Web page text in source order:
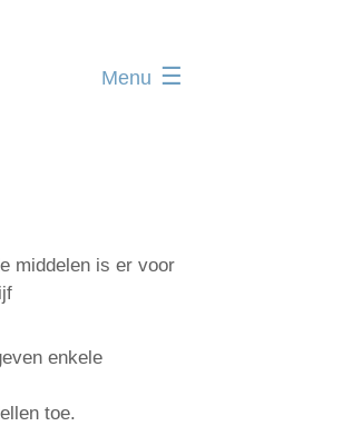
Menu
middelen is er voor
enkele
toe.
Home
Verenigingsadvies
Dag van de